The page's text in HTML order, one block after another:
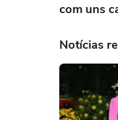
com uns
Notícias